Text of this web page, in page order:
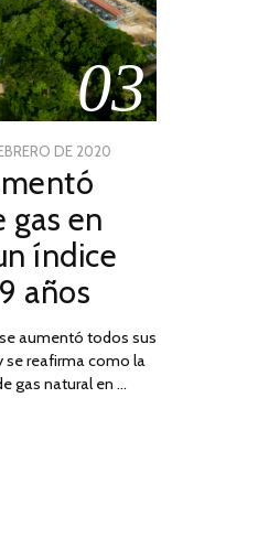
03
DE 2020
2025
gas en
índice
años
aumentó todos sus
se reafirma como la
gas natural en …